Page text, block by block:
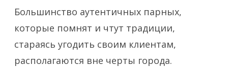
Большинство аутентичных парных,
которые помнят и чтут традиции,
стараясь угодить своим клиентам,
располагаются вне черты города.